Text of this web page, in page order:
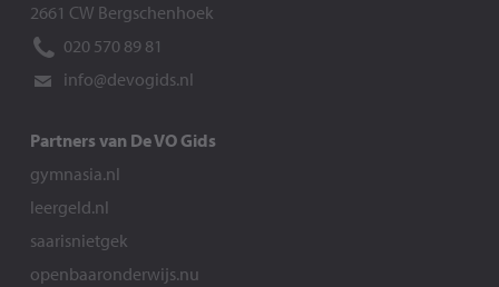
2661 CW Bergschenhoek
020 570 89 81
info@devogids.nl
Partners van De VO Gids
gymnasia.nl
leergeld.nl
saarisnietgek
openbaaronderwijs.nu